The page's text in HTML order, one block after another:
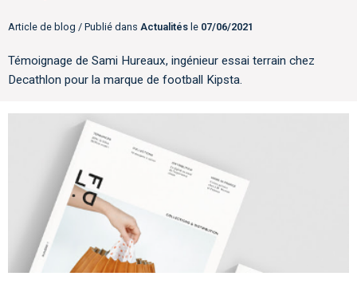
Article de blog / Publié dans Actualités le 07/06/2021
Témoignage de Sami Hureaux, ingénieur essai terrain chez
Decathlon pour la marque de football Kipsta.